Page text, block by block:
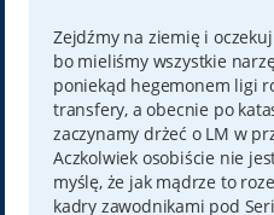
Zejdźmy na ziemię i
bo mieliśmy wszystkie
poniekąd hegemonem ligi
transfery, a obecnie po
zaczynamy drżeć o LM w
Aczkolwiek osobiście nie
myślę, że jak mądrze to
kadry zawodnikami pod